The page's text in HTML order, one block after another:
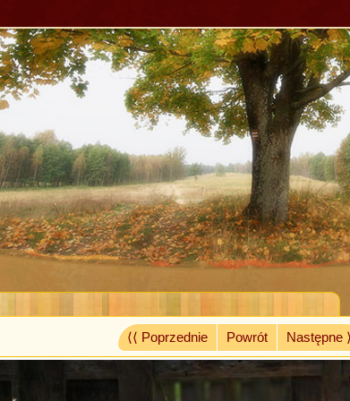
⟨⟨ Poprzednie Powrót Następne